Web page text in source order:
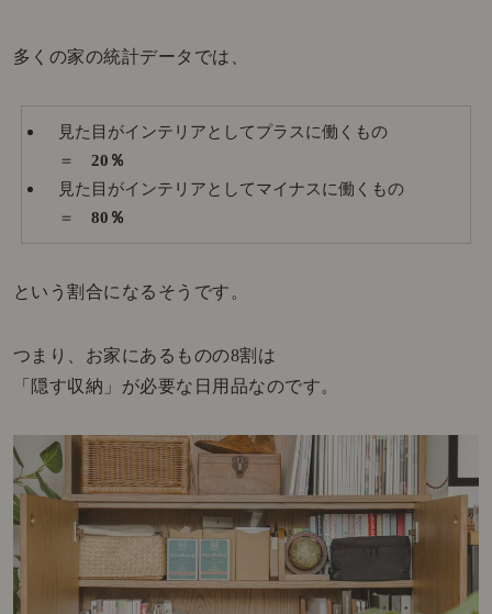
多くの家の統計データでは、
見た目がインテリアとしてプラスに働くもの
＝ 20％
見た目がインテリアとしてマイナスに働くもの
＝ 80％
という割合になるそうです。
つまり、お家にあるものの8割は
「隠す収納」が必要な日用品なのです。